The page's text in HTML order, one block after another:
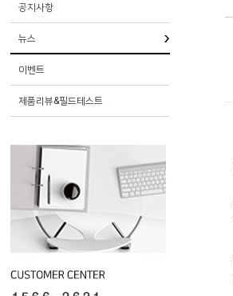
공지사항
뉴스
이벤트
제품리뷰&필드테스트